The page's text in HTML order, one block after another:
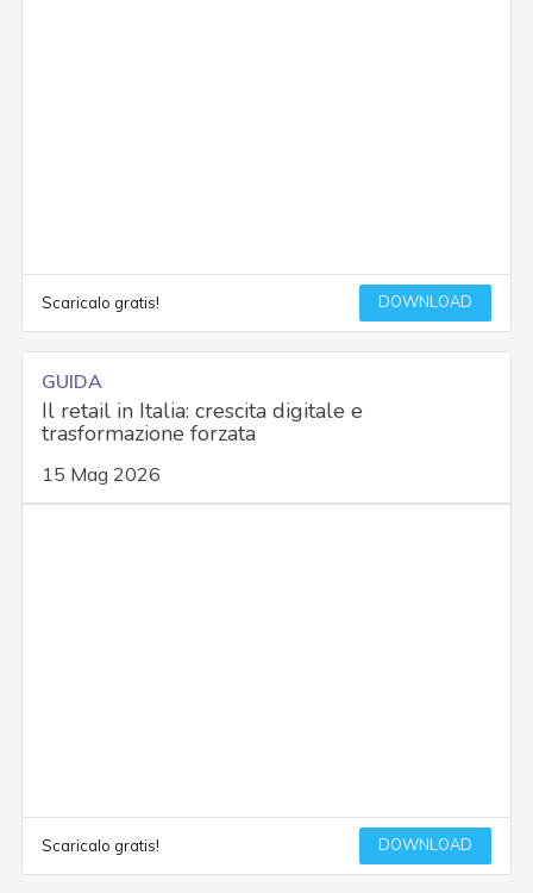
Scaricalo gratis! DOWNLOAD
GUIDA
Il retail in Italia: crescita digitale e
trasformazione forzata
15 Mag 2026
Scaricalo gratis! DOWNLOAD